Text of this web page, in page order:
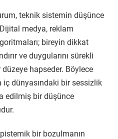
teknik sistemin düşünce
medya, reklam
bireyin dikkat
ve duygularını sürekli
hapseder. Böylece
iç dünyasındaki bir sessizlik
edilmiş bir düşünce
bir bozulmanın